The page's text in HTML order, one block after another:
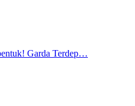
Garda Terdep…